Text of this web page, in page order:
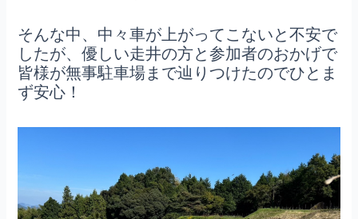
そんな中、中々車が上がってこないと不安で
したが、優しい走井の方と参加者のおかげで
皆様が無事駐車場まで辿りつけたのでひとま
ず安心！